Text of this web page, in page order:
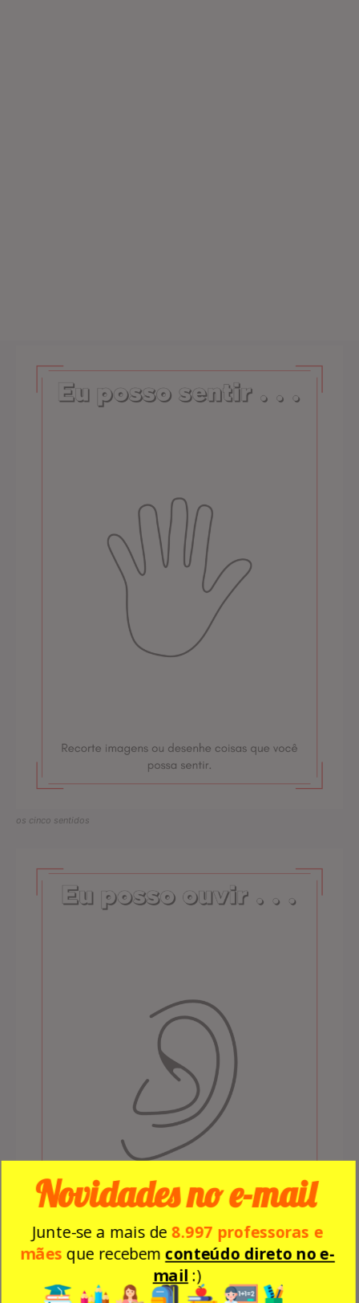
os cinco sentidos
Junte-se a mais de8.997 professoras e
mães que recebemconteúdo direto no e-
mail :)
Novidades no e-mail